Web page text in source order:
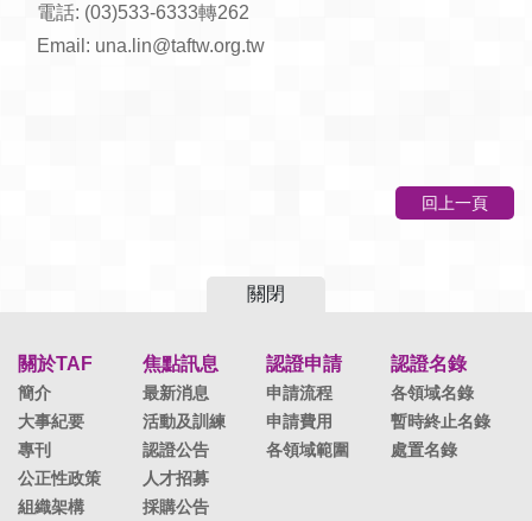
電話: (03)533-6333轉262
Email: una.lin@taftw.org.tw
回上一頁
關閉
關於TAF
簡介
大事紀要
專刊
公正性政策
組織架構
焦點訊息
最新消息
活動及訓練
認證公告
人才招募
採購公告
認證申請
申請流程
申請費用
各領域範圍
認證名錄
各領域名錄
暫時終止名錄
處置名錄